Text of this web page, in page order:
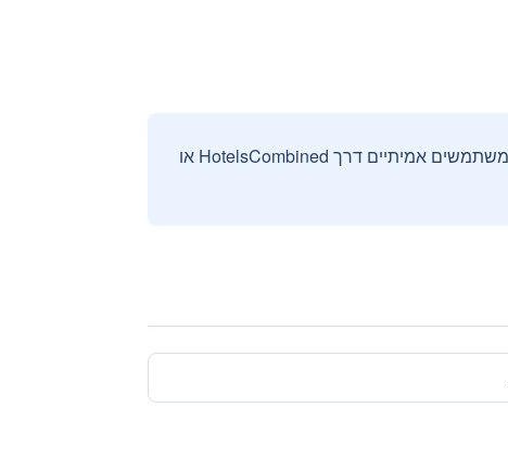
אנחנו אוספים ומציגים ביקורות וחוות דעת רק מהזמנות מאומתות שבוצעו על ידי משתמשים אמיתיים דרך HotelsCombined או